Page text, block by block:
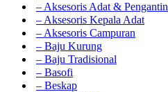
– Aksesoris Adat & Pengantin
– Aksesoris Kepala Adat
– Aksesoris Campuran
– Baju Kurung
– Baju Tradisional
– Basofi
– Beskap